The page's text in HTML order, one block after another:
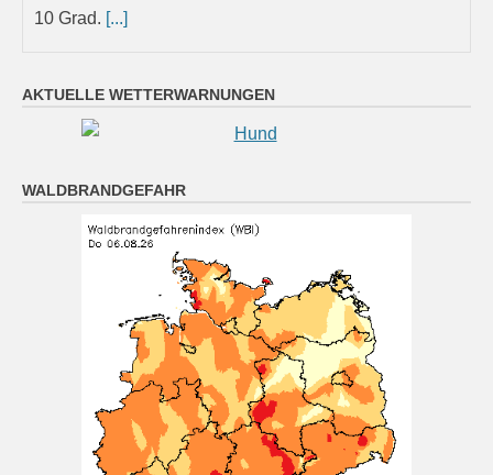
10 Grad. [...]
mittlere Windrichtung: SW[...]
Nürnberg (6.8. 16:00): stark bewölkt 28°
6 August 2026
Wetterwerte von Donnerstag 06.08.2026 16:00:
Wetterzustand: stark bewölkt Lufttemperatur in 2
Metern Höhe: 28° mittlere Windgeschwindigkeit: 8
km/h mittlere Windrichtung: NW[...]
AKTUELLE WETTERWARNUNGEN
WALDBRANDGEFAHR